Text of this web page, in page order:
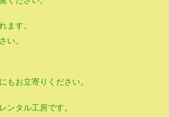
ます。
い。
にもお立寄りください。
ンタル工房です。